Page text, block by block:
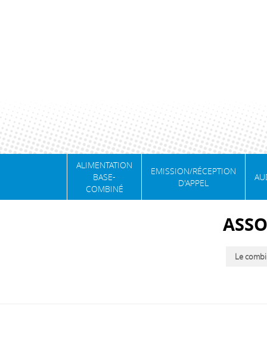
ALIMENTATION
BASE-
COMBINÉ
EMISSION/RÉCEPTION
D'APPEL
Le